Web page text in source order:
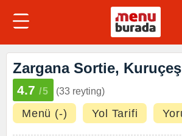
Zargana Sortie,
4.7 /5 (33 reyting)
Menü (-) Yol Tarifi